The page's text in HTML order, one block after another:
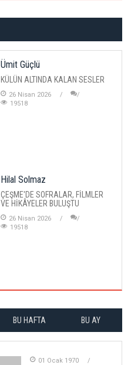
Ümit Güçlü
KÜLÜN ALTINDA KALAN SESLER
26 Nisan 2026
19518
Hilal Solmaz
ÇEŞME'DE SOFRALAR, FİLMLER
VE HİKÂYELER BULUŞTU
26 Nisan 2026
19518
BU HAFTA BU AY
01 Ocak 1970